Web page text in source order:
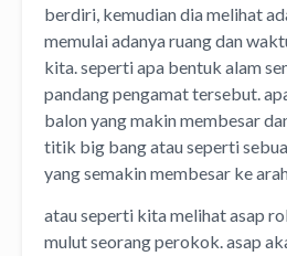
berdiri, kemudian dia melihat
memulai adanya ruang dan
kita. seperti apa bentuk alam
pandang pengamat tersebut.
balon yang makin membesar
titik big bang atau seperti
yang semakin membesar ke
atau seperti kita melihat asap
mulut seorang perokok. asap